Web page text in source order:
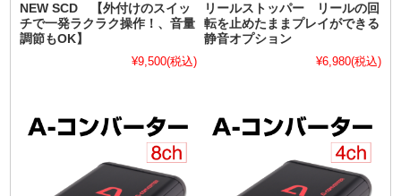
NEW SCD 【外付けのスイッ
チで一発ラクラク操作！、音量
調節もOK】
¥9,500(税込)
リールストッパー リールの回
転を止めたままプレイができる
静音オプション
¥6,980(税込)